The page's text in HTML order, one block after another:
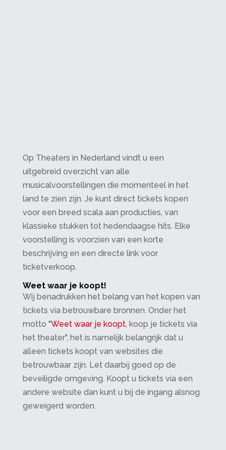
Op Theaters in Nederland vindt u een
uitgebreid overzicht van alle
musicalvoorstellingen die momenteel in het
land te zien zijn. Je kunt direct tickets kopen
voor een breed scala aan producties, van
klassieke stukken tot hedendaagse hits. Elke
voorstelling is voorzien van een korte
beschrijving en een directe link voor
ticketverkoop.
Weet waar je koopt!
Wij benadrukken het belang van het kopen van
tickets via betrouwbare bronnen. Onder het
motto "Weet waar je koopt, koop je tickets via
het theater", het is namelijk belangrijk dat u
alleen tickets koopt van websites die
betrouwbaar zijn. Let daarbij goed op de
beveiligde omgeving. Koopt u tickets via een
andere website dan kunt u bij de ingang alsnog
geweigerd worden.